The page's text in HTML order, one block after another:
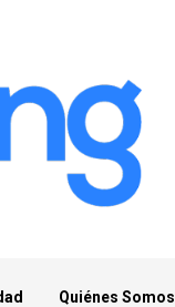
Quiénes Somos